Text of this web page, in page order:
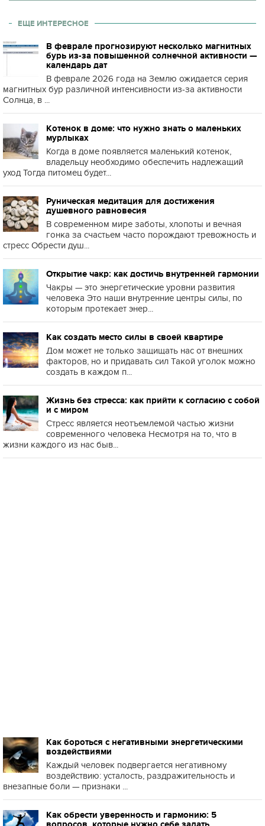
ЕЩЕ ИНТЕРЕСНОЕ
В феврале прогнозируют несколько магнитных
бурь из-за повышенной солнечной активности —
календарь дат
В феврале 2026 года на Землю ожидается серия
магнитных бур различной интенсивности из-за активности
Солнца, в ...
Котенок в доме: что нужно знать о маленьких
мурлыках
Когда в доме появляется маленький котенок,
владельцу необходимо обеспечить надлежащий
уход Тогда питомец будет...
Руническая медитация для достижения
душевного равновесия
В современном мире заботы, хлопоты и вечная
гонка за счастьем часто порождают тревожность и
стресс Обрести душ...
Открытие чакр: как достичь внутренней гармонии
Чакры — это энергетические уровни развития
человека Это наши внутренние центры силы, по
которым протекает энер...
Как создать место силы в своей квартире
Дом может не только защищать нас от внешних
факторов, но и придавать сил Такой уголок можно
создать в каждом п...
Жизнь без стресса: как прийти к согласию с собой
и с миром
Стресс является неотъемлемой частью жизни
современного человека Несмотря на то, что в
жизни каждого из нас быв...
Как бороться с негативными энергетическими
воздействиями
Каждый человек подвергается негативному
воздействию: усталость, раздражительность и
внезапные боли — признаки ...
Как обрести уверенность и гармонию: 5